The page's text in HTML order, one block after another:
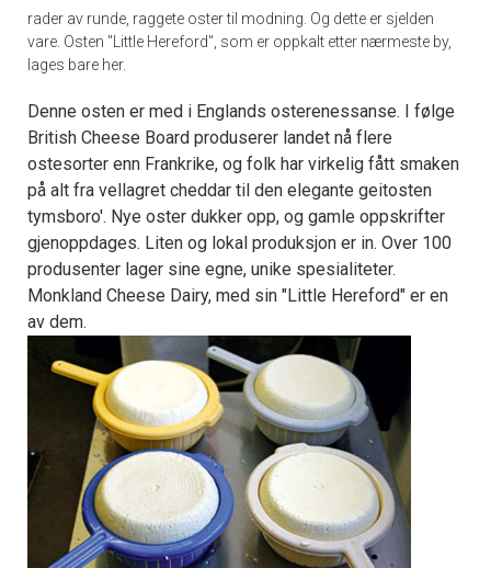
rader av runde, raggete oster til modning. Og dette er sjelden
vare. Osten "Little Hereford", som er oppkalt etter nærmeste by,
lages bare her.
Denne osten er med i Englands osterenessanse. I følge
British Cheese Board produserer landet nå flere
ostesorter enn Frankrike, og folk har virkelig fått smaken
på alt fra vellagret cheddar til den elegante geitosten
tymsboro'. Nye oster dukker opp, og gamle oppskrifter
gjenoppdages. Liten og lokal produksjon er in. Over 100
produsenter lager sine egne, unike spesialiteter.
Monkland Cheese Dairy, med sin "Little Hereford" er en
av dem.